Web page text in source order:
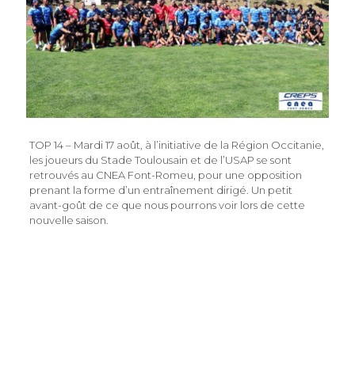
TOP 14 – Mardi 17 août, à l’initiative de la Région Occitanie,
les joueurs du Stade Toulousain et de l’USAP se sont
retrouvés au CNEA Font-Romeu, pour une opposition
prenant la forme d’un entraînement dirigé. Un petit
avant-goût de ce que nous pourrons voir lors de cette
nouvelle saison.